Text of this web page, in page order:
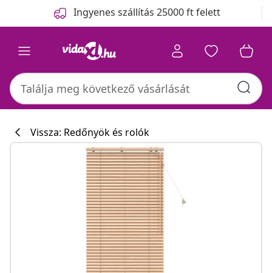
Ingyenes szállítás 25000 ft felett
Vissza: Redőnyök és rolók